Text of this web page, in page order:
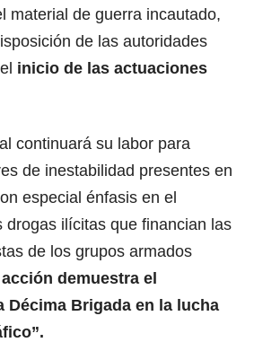
material de guerra incautado,
de las autoridades
inicio de las actuaciones
continuará su labor para
de inestabilidad presentes en
especial énfasis en el
drogas ilícitas que financian las
de los grupos armados
demuestra el
Décima Brigada en la lucha